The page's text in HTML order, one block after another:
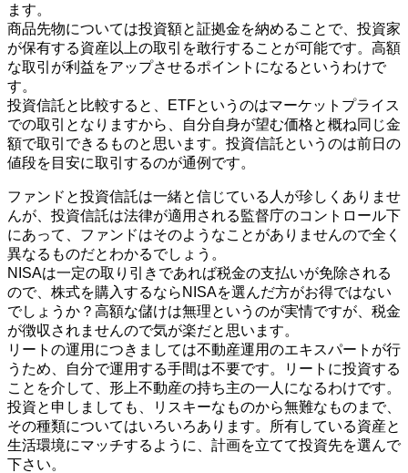
ます。
商品先物については投資額と証拠金を納めることで、投資家
が保有する資産以上の取引を敢行することが可能です。高額
な取引が利益をアップさせるポイントになるというわけで
す。
投資信託と比較すると、ETFというのはマーケットプライス
での取引となりますから、自分自身が望む価格と概ね同じ金
額で取引できるものと思います。投資信託というのは前日の
値段を目安に取引するのが通例です。
ファンドと投資信託は一緒と信じている人が珍しくありませ
んが、投資信託は法律が適用される監督庁のコントロール下
にあって、ファンドはそのようなことがありませんので全く
異なるものだとわかるでしょう。
NISAは一定の取り引きであれば税金の支払いが免除される
ので、株式を購入するならNISAを選んだ方がお得ではない
でしょうか？高額な儲けは無理というのが実情ですが、税金
が徴収されませんので気が楽だと思います。
リートの運用につきましては不動産運用のエキスパートが行
うため、自分で運用する手間は不要です。リートに投資する
ことを介して、形上不動産の持ち主の一人になるわけです。
投資と申しましても、リスキーなものから無難なものまで、
その種類についてはいろいろあります。所有している資産と
生活環境にマッチするように、計画を立てて投資先を選んで
下さい。